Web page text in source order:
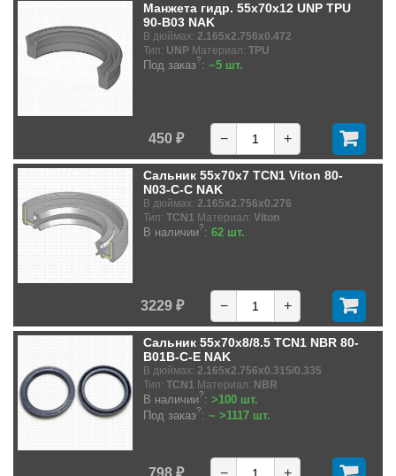
Манжета гидр. 55x70x12 UNP TPU
90-B03 NAK
В дюймах: 2.165x2.756x0.472
Тип: UNP Материал: TPU
Под заказ?: ~5 шт.
450 ₽ − +
Сальник 55x70x7 TCN1 Viton 80-
N03-C-C NAK
В дюймах: 2.165x2.756x0.276
Тип: TCN1 Материал: Viton
В наличии?: 62 шт.
3229 ₽ − +
Сальник 55x70x8/8.5 TCN1 NBR 80-
B01B-C-E NAK
В дюймах: 2.165x2.756x0.315/0.335
Тип: TCN1 Материал: NBR
В наличии?: >100 шт.
Под заказ?: ~ >1117 шт.
798 ₽ − +